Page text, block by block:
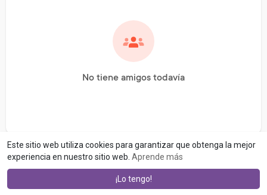
Este sitio web utiliza cookies para garantizar que obtenga la mejor
experiencia en nuestro sitio web. Aprende más
¡Lo tengo!
No tiene amigos todavía